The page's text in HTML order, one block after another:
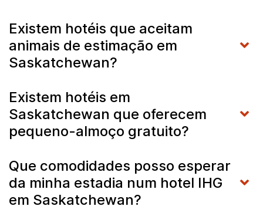
Existem hotéis que aceitam
animais de estimação em
Saskatchewan?
Existem hotéis em
Saskatchewan que oferecem
pequeno-almoço gratuito?
Que comodidades posso esperar
da minha estadia num hotel IHG
em Saskatchewan?